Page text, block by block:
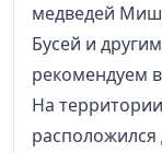
медведей
Бусей и
рекомендуем
На